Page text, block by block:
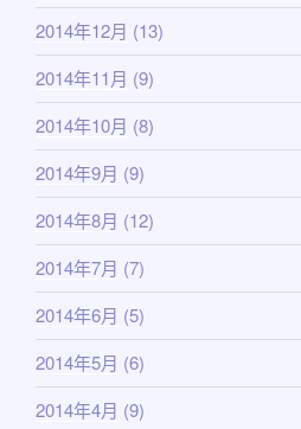
2014年12月 (13)
2014年11月 (9)
2014年10月 (8)
2014年9月 (9)
2014年8月 (12)
2014年7月 (7)
2014年6月 (5)
2014年5月 (6)
2014年4月 (9)